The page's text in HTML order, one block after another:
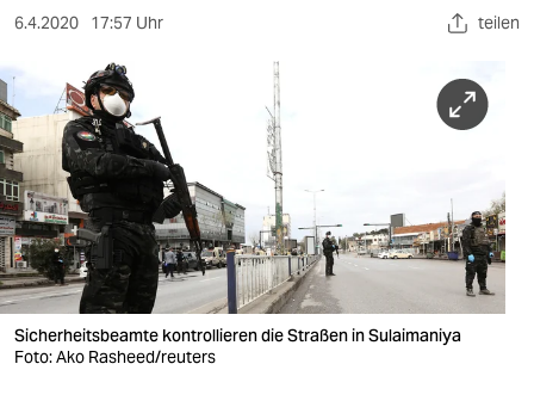
kultur
sport
berlin
nord
wahrheit
verlag
verlag
6.4.2020 17:57 Uhr teilen
Sicherheitsbeamte kontrollieren die Straßen in Sulaimaniya
Foto: Ako Rasheed/reuters